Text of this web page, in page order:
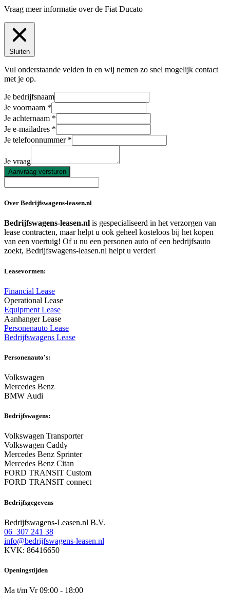
Vraag meer informatie over de Fiat Ducato
Sluiten
Vul onderstaande velden in en wij nemen zo snel mogelijk contact
met je op.
Je bedrijfsnaam
Je voornaam
Je achternaam
Je e-mailadres
Je telefoonnummer
Je vraag
Aanvraag versturen
Over Bedrijfswagens-leasen.nl
Bedrijfswagens-leasen.nl is gespecialiseerd in het verzorgen van
lease contracten, maar helpt u ook geheel kosteloos bij het kopen
van een voertuig! Of u nu een personen auto of een bedrijfsauto
zoekt, Bedrijfswagens-leasen.nl helpt u verder!
Leasevormen:
Financial Lease
Operational Lease
Equipment Lease
Aanhanger Lease
Personenauto Lease
Bedrijfswagens Lease
Personenauto's:
Volkswagen
Mercedes Benz
BMW Audi
Bedrijfswagens:
Volkswagen Transporter
Volkswagen Caddy
Mercedes Benz Sprinter
Mercedes Benz Citan
FORD TRANSIT Custom
FORD TRANSIT connect
Bedrijfsgegevens
Bedrijfswagens-Leasen.nl B.V.
06 307 241 38
info@bedrijfswagens-leasen.nl
KVK: 86416650
Openingstijden
Ma t/m Vr 09:00 - 18:00